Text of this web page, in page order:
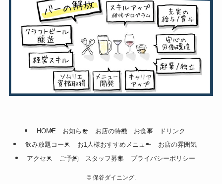
HOME お知らせ お店の特徴 お食事
ドリンク
飲み放題コース
お1人様おすすめメニュー
お店の雰囲気
アクセス
ご予約 スタッフ募集 プライバシーポリシー
©保谷ダイニング.